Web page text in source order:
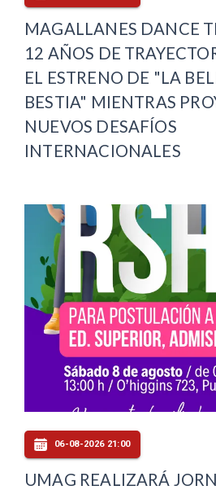
MAGALLANES DANCE
12 AÑOS DE
EL ESTRENO DE "LA
BESTIA" MIENTRAS
NUEVOS DESAFÍOS
INTERNACIONALES
06-08-2026 21:00
UMAG REALIZARÁ